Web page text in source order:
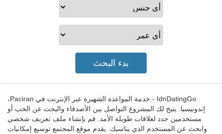
IdnDatingGo - خدمة المواعدة الشهيرة عبر الإنترنت في Paciran،
إندونيسيا. يتيح لك المشروع التواصل بين الأصدقاء والبحث عن الحب أو
مستخدمين جدد لعلاقات طويلة الأمد. قم بإنشاء ملف تعريف شخصي
وابحث عن المستخدم الذي يناسبك. يقدم موقع المجتمع توسيع إمكانيات